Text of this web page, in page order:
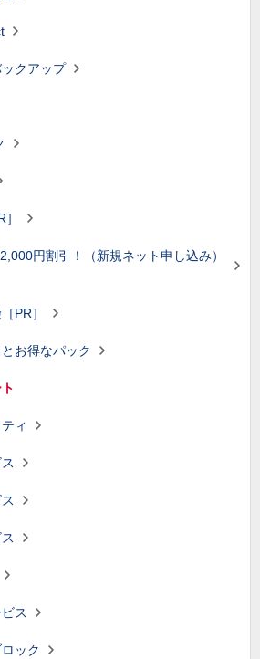
クアップ
円割引！（新規ネット申し込み）
PR］
お得なパック
ィ
ス
ック